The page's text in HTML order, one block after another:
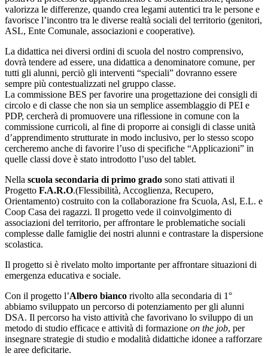
valorizza le differenze, quando crea legami autentici tra le persone e
favorisce l’incontro tra le diverse realtà sociali del territorio (genitori,
ASL, Ente Comunale, associazioni e cooperative).
La didattica nei diversi ordini di scuola del nostro comprensivo,
dovrà tendere ad essere, una didattica a denominatore comune, per
tutti gli alunni, perciò gli interventi “speciali” dovranno essere
sempre più contestualizzati nel gruppo classe.
La commissione BES per favorire una progettazione dei consigli di
circolo e di classe che non sia un semplice assemblaggio di PEI e
PDP, cercherà di promuovere una riflessione in comune con la
commissione curricoli, al fine di proporre ai consigli di classe unità
d’apprendimento strutturate in modo inclusivo, per lo stesso scopo
cercheremo anche di favorire l’uso di specifiche “Applicazioni” in
quelle classi dove è stato introdotto l’uso del tablet.
Nella scuola secondaria di primo grado sono stati attivati il
Progetto F.A.R.O.(Flessibilità, Accoglienza, Recupero,
Orientamento) costruito con la collaborazione fra Scuola, Asl, E.L. e
Coop Casa dei ragazzi. Il progetto vede il coinvolgimento di
associazioni del territorio, per affrontare le problematiche sociali
complesse dalle famiglie dei nostri alunni e contrastare la dispersione
scolastica.
Il progetto si è rivelato molto importante per affrontare situazioni di
emergenza educativa e sociale.
Con il progetto l’Albero bianco rivolto alla secondaria di 1°
abbiamo sviluppato un percorso di potenziamento per gli alunni
DSA. Il percorso ha visto attività che favorivano lo sviluppo di un
metodo di studio efficace e attività di formazione on the job, per
insegnare strategie di studio e modalità didattiche idonee a rafforzare
le aree deficitarie.